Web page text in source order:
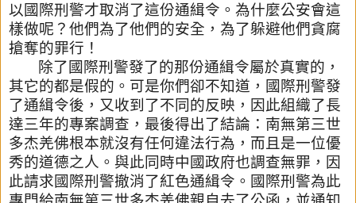
以國際刑警才取消了這份通緝令。為什麼公安會這
樣做呢？他們為了他們的安全，為了躲避他們貪腐
搶奪的罪行！
除了國際刑警發了的那份通緝令屬於真實的，
其它的都是假的。可是你們卻不知道，國際刑警發
了通緝令後，又收到了不同的反映，因此組織了長
達三年的專案調查，最後得出了結論：南無第三世
多杰羌佛根本就沒有任何違法行為，而且是一位優
秀的道德之人。與此同時中國政府也調查無罪，因
此請求國際刑警撤消了紅色通緝令。 國際刑警為此